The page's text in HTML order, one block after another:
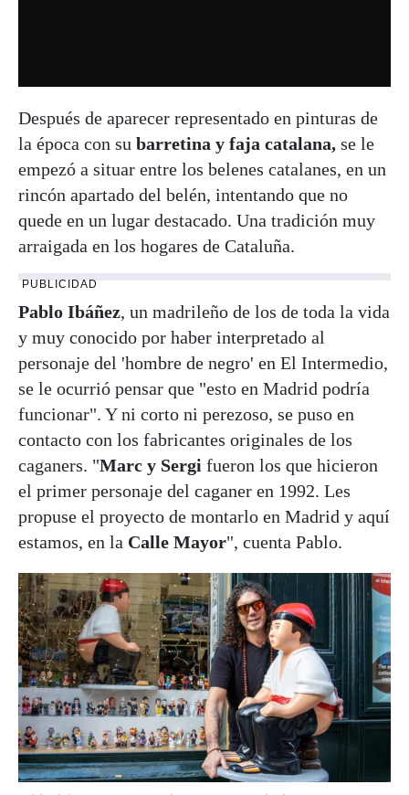
​Después de aparecer representado en pinturas de
la época con su barretina y faja catalana, se le
empezó a situar entre los belenes catalanes, en un
rincón apartado del belén, intentando que no
quede en un lugar destacado. Una tradición muy
arraigada en los hogares de Cataluña.
PUBLICIDAD
Pablo Ibáñez, un madrileño de los de toda la vida
y muy conocido por haber interpretado al
personaje del 'hombre de negro' en El Intermedio,
se le ocurrió pensar que "esto en Madrid podría
funcionar". Y ni corto ni perezoso, se puso en
contacto con los fabricantes originales de los
caganers. "Marc y Sergi fueron los que hicieron
el primer personaje del caganer en 1992. Les
propuse el proyecto de montarlo en Madrid y aquí
estamos, en la Calle Mayor", cuenta Pablo.